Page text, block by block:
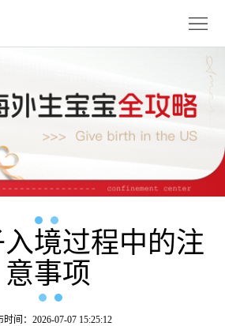
境过程中的注
意事项
时间：2026-07-07 15:25:12